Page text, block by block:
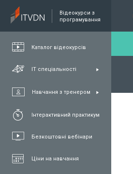
Відеокурси з
програмування
Каталог відеокурсів
ІТ спеціальності
Навчання з тренером
Інтерактивний практикум
Безкоштовні вебінари
Ціни на навчання
FullStack C#/.NET Java